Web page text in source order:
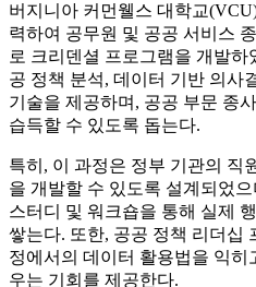
버지니아 커먼웰스 대학교
력하여 공무원 및 공공 서비스
로 크리덴셜 프로그램을 개발하
공 정책 분석, 데이터 기반 의사
기술을 제공하며, 공공 부문 종
습득할 수 있도록 돕는다.
특히, 이 과정은 정부 기관의 직
을 개발할 수 있도록 설계되었
스터디 및 워크숍을 통해 실제
쌓는다. 또한, 공공 정책 리더십
정에서의 데이터 활용법을 익히
우는 기회를 제공한다.